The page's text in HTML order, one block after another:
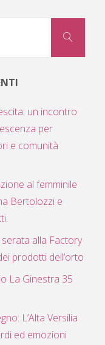
Cerca
un incontro
per
e comunità
al femminile
Bertolozzi e
serata alla Factory
prodotti dell’orto
La Ginestra 35
L’Alta Versilia
ed emozioni